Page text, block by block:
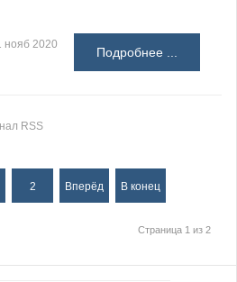
нояб 2020
Подробнее ...
RSS
2 Вперёд В конец
Страница 1 из 2